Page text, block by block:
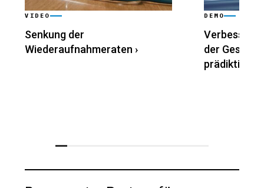
VIDEO
Senkung der
Wiederaufnahmeraten ›
DEMO
der
prädiktiver